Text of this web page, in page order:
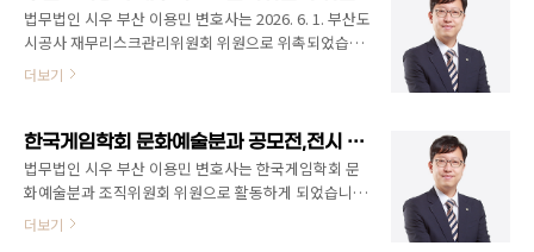
https://busan.nanet.go.kr/education/eduIntro.do
법무법인 시우 부산 이용민 변호사는 2026. 6. 1. 부산도
시공사 재무리스크관리위원회 위원으로 위촉되었습니
다.
더보기
한국게임학회 문화예술분과 공모전,전시 조직위원회 위원 위촉
법무법인 시우 부산 이용민 변호사는 한국게임학회 문
화예술분과 조직위원회 위원으로 활동하게 되었습니다.
https://www.gamemeca.com/view.php?
gid=1776566 한국게임학회 문화예술분과, 공모전·전
더보기